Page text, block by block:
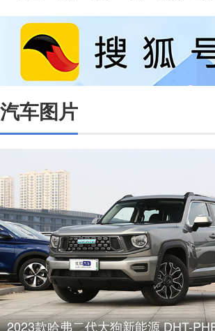
汽车图片
2023款哈弗二代大狗新能源 DHT-